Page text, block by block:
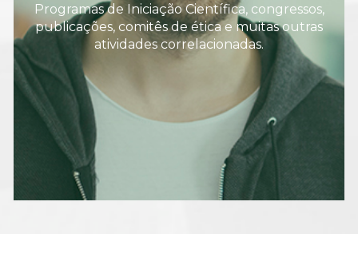
Programas de Iniciação Científica, congressos,
publicações, comitês de ética e muitas outras
atividades correlacionadas.